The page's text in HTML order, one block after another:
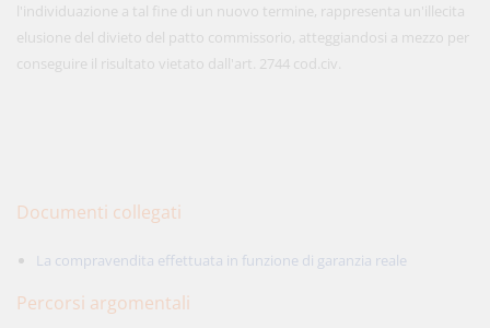
l'individuazione a tal fine di un nuovo termine, rappresenta un'illecita
elusione del divieto del patto commissorio, atteggiandosi a mezzo per
conseguire il risultato vietato dall'art. 2744 cod.civ.
Documenti collegati
La compravendita effettuata in funzione di garanzia reale
Percorsi argomentali